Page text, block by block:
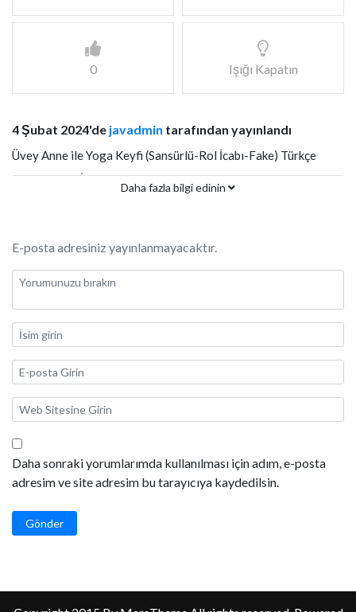
0 Işığı Kapatın
4 Şubat 2024'de javadmin tarafından yayınlandı
Üvey Anne ile Yoga Keyfi (Sansürlü-Rol İcabı-Fake) Türkçe
Altyazılı JAV İzle
Daha fazla bilgi edinin
E-posta adresiniz yayınlanmayacaktır.
Daha sonraki yorumlarımda kullanılması için adım, e-posta
adresim ve site adresim bu tarayıcıya kaydedilsin.
Gönder